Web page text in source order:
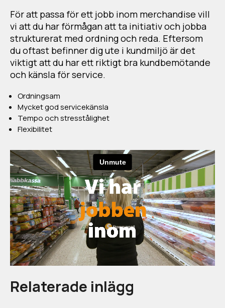
För att passa för ett jobb inom merchandise vill
vi att du har förmågan att ta initiativ och jobba
strukturerat med ordning och reda. Eftersom
du oftast befinner dig ute i kundmiljö är det
viktigt att du har ett riktigt bra kundbemötande
och känsla för service.
Ordningsam
Mycket god servicekänsla
Tempo och stresstålighet
Flexibilitet
Relaterade inlägg